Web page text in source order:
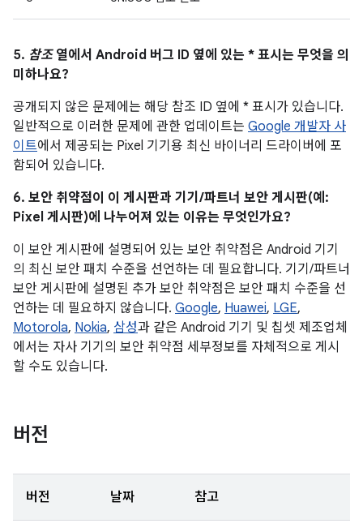
5. 참조열에서 Android 버그 ID 옆에 있는 * 표시는 무엇을 의
미하나요?
공개되지 않은 문제에는 해당 참조 ID 옆에 * 표시가 있습니다.
일반적으로 이러한 문제에 관한 업데이트는 Google 개발자 사
이트에서 제공되는 Pixel 기기용 최신 바이너리 드라이버에 포
함되어 있습니다.
6. 보안 취약점이 이 게시판과 기기/파트너 보안 게시판(예:
Pixel 게시판)에 나누어져 있는 이유는 무엇인가요?
이 보안 게시판에 설명되어 있는 보안 취약점은 Android 기기
의 최신 보안 패치 수준을 선언하는 데 필요합니다. 기기/파트너
보안 게시판에 설명된 추가 보안 취약점은 보안 패치 수준을 선
언하는 데 필요하지 않습니다. Google, Huawei, LGE,
Motorola, Nokia, 삼성과 같은 Android 기기 및 칩셋 제조업체
에서는 자사 기기의 보안 취약점 세부정보를 자체적으로 게시
할 수도 있습니다.
버전
버전 날짜 참고